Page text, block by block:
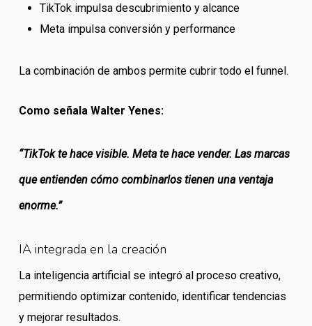
TikTok impulsa descubrimiento y alcance
Meta impulsa conversión y performance
La combinación de ambos permite cubrir todo el funnel.
Como señala Walter Yenes:
“TikTok te hace visible. Meta te hace vender. Las marcas
que entienden cómo combinarlos tienen una ventaja
enorme.”
IA integrada en la creación
La inteligencia artificial se integró al proceso creativo,
permitiendo optimizar contenido, identificar tendencias
y mejorar resultados.